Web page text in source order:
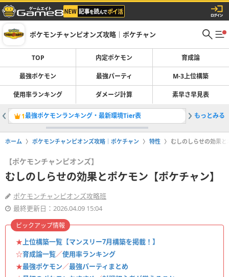
ポケモンチャンピオンズ攻略｜ポケチャン
TOP 内定ポケモン 育成論
最強ポケモン 最強パーティ M-3上位構築
使用率ランキング ダメージ計算 素早さ早見表
1最強ポケモンランキング・最新環境Tier表 2最強パ
もっとみる
ホーム ポケモンチャンピオンズ攻略｜ポケチャン 特性 むしのしらせの効果
【ポケモンチャンピオンズ】
むしのしらせの効果とポケモン【ポケチャン】
ポケモンチャンピオンズ攻略班
最終更新日：2026.04.09 15:04
★ 上位構築一覧【マンスリー7月構築を掲載！】
☆育成論一覧／使用率ランキング
★最強ポケモン／最強パーティまとめ
ピックアップ情報